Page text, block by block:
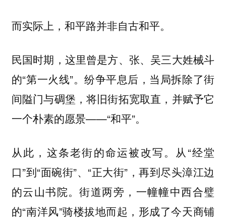
而实际上，和平路并非自古和平。
民国时期，这里曾是方、张、吴三大姓械斗
的“第一火线”。纷争平息后，当局拆除了街
间隘门与碉堡，将旧街拓宽取直，并赋予它
一个朴素的愿景——“和平”。
从此，这条老街的命运被改写。从“经堂
口”到“面碗街”、“正大街”，再到尽头漳江边
的云山书院。街道两旁，一幢幢中西合璧
的“南洋风”骑楼拔地而起，形成了今天商铺